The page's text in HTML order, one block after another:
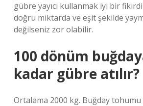
gübre yayıcı kullanmak iyi bir
doğru miktarda ve eşit şekilde
değilseniz zor olabilir.
100 dönüm
kadar gübre atılır?
Ortalama 2000 kg. Buğday tohumu